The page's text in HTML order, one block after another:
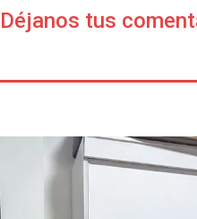
Déjanos tus